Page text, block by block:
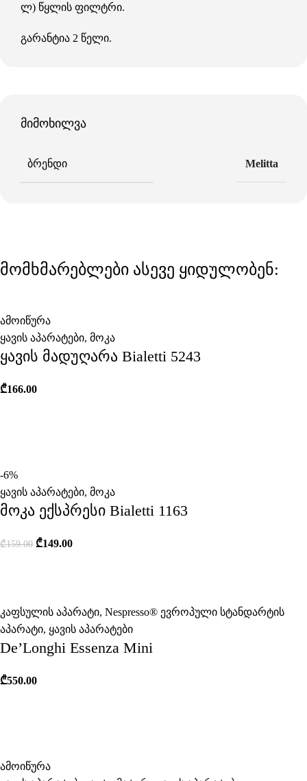
ლ) წყლის ფილტრი.
გარანტია 2 წელი.
მიმოხილვა
ᲑᲠᲔᲜᲓᲘ Melitta
მომხმარებლები ასევე ყიდულობენ:
ამოიწურა
ყავის აპარატები, მოკა
ყავის მადუღარა Bialetti 5243
₾166.00
-6%
ყავის აპარატები, მოკა
მოკა ექსპრესი Bialetti 1163
₾159.00 ₾149.00
კაფსულის აპარატი, Nespresso® ევროპული სტანდარტის
აპარატი, ყავის აპარატები
De’Longhi Essenza Mini
₾550.00
ამოიწურა